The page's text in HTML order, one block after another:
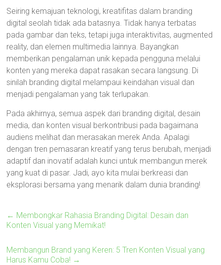
Seiring kemajuan teknologi, kreatifitas dalam branding
digital seolah tidak ada batasnya. Tidak hanya terbatas
pada gambar dan teks, tetapi juga interaktivitas, augmented
reality, dan elemen multimedia lainnya. Bayangkan
memberikan pengalaman unik kepada pengguna melalui
konten yang mereka dapat rasakan secara langsung. Di
sinilah branding digital melampaui keindahan visual dan
menjadi pengalaman yang tak terlupakan.
Pada akhirnya, semua aspek dari branding digital, desain
media, dan konten visual berkontribusi pada bagaimana
audiens melihat dan merasakan merek Anda. Apalagi
dengan tren pemasaran kreatif yang terus berubah, menjadi
adaptif dan inovatif adalah kunci untuk membangun merek
yang kuat di pasar. Jadi, ayo kita mulai berkreasi dan
eksplorasi bersama yang menarik dalam dunia branding!
← Membongkar Rahasia Branding Digital: Desain dan
Konten Visual yang Memikat!
Membangun Brand yang Keren: 5 Tren Konten Visual yang
Harus Kamu Coba! →